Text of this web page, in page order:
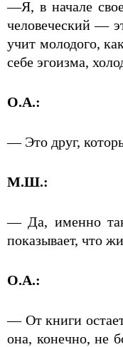
—Я, в начале
человеческий —
учит молодого,
себе эгоизма,
О.А.:
— Это друг,
М.Ш.:
— Да, именно
показывает, что
О.А.:
— От книги
она, конечно, не